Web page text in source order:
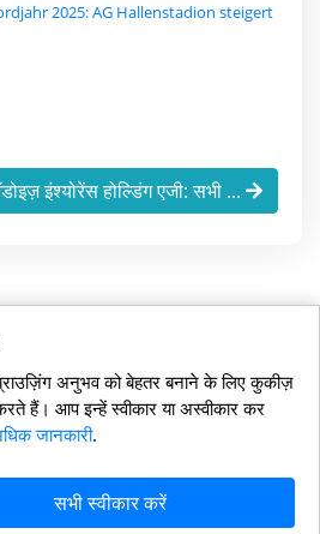
2025: AG Hallenstadion steigert
इंश्योरेंस होल्डिंग एजी: सभी ...
– HELP Media AG, ज्यूरिख,
अनुभव को बेहतर बनाने के लिए कुकीज़
हैं। आप इन्हें स्वीकार या अस्वीकार कर
जानकारी.
सभी स्वीकार करें